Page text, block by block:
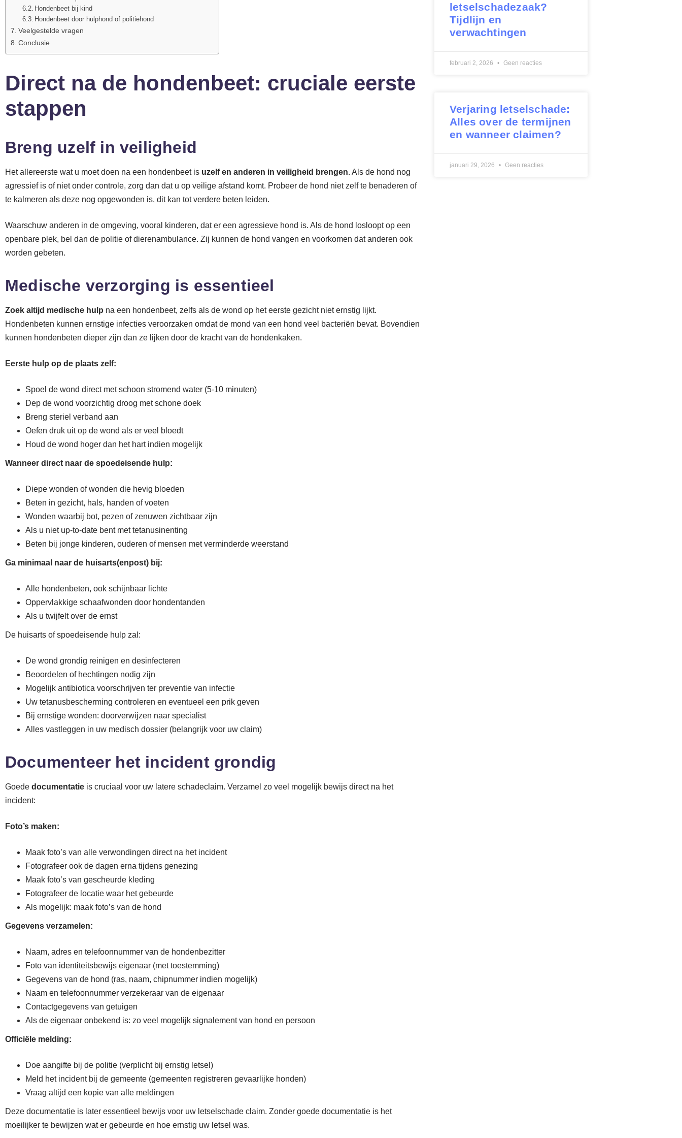
Hondenbeet bij kind
Hondenbeet door hulphond of politiehond
Veelgestelde vragen
Conclusie
Direct na de hondenbeet: cruciale eerste
stappen
Breng uzelf in veiligheid
Het allereerste wat u moet doen na een hondenbeet is uzelf en anderen in veiligheid brengen. Als de hond nog
agressief is of niet onder controle, zorg dan dat u op veilige afstand komt. Probeer de hond niet zelf te benaderen of
te kalmeren als deze nog opgewonden is, dit kan tot verdere beten leiden.
Waarschuw anderen in de omgeving, vooral kinderen, dat er een agressieve hond is. Als de hond losloopt op een
openbare plek, bel dan de politie of dierenambulance. Zij kunnen de hond vangen en voorkomen dat anderen ook
worden gebeten.
Medische verzorging is essentieel
Zoek altijd medische hulp na een hondenbeet, zelfs als de wond op het eerste gezicht niet ernstig lijkt.
Hondenbeten kunnen ernstige infecties veroorzaken omdat de mond van een hond veel bacteriën bevat. Bovendien
kunnen hondenbeten dieper zijn dan ze lijken door de kracht van de hondenkaken.
Eerste hulp op de plaats zelf:
Spoel de wond direct met schoon stromend water (5-10 minuten)
Dep de wond voorzichtig droog met schone doek
Breng steriel verband aan
Oefen druk uit op de wond als er veel bloedt
Houd de wond hoger dan het hart indien mogelijk
Wanneer direct naar de spoedeisende hulp:
Diepe wonden of wonden die hevig bloeden
Beten in gezicht, hals, handen of voeten
Wonden waarbij bot, pezen of zenuwen zichtbaar zijn
Als u niet up-to-date bent met tetanusinenting
Beten bij jonge kinderen, ouderen of mensen met verminderde weerstand
Ga minimaal naar de huisarts(enpost) bij:
Alle hondenbeten, ook schijnbaar lichte
Oppervlakkige schaafwonden door hondentanden
Als u twijfelt over de ernst
De huisarts of spoedeisende hulp zal:
De wond grondig reinigen en desinfecteren
Beoordelen of hechtingen nodig zijn
Mogelijk antibiotica voorschrijven ter preventie van infectie
Uw tetanusbescherming controleren en eventueel een prik geven
Bij ernstige wonden: doorverwijzen naar specialist
Alles vastleggen in uw medisch dossier (belangrijk voor uw claim)
Documenteer het incident grondig
Goede documentatie is cruciaal voor uw latere schadeclaim. Verzamel zo veel mogelijk bewijs direct na het
incident:
Foto’s maken:
Maak foto’s van alle verwondingen direct na het incident
Fotografeer ook de dagen erna tijdens genezing
Maak foto’s van gescheurde kleding
Fotografeer de locatie waar het gebeurde
Als mogelijk: maak foto’s van de hond
Gegevens verzamelen:
Naam, adres en telefoonnummer van de hondenbezitter
Foto van identiteitsbewijs eigenaar (met toestemming)
Gegevens van de hond (ras, naam, chipnummer indien mogelijk)
Naam en telefoonnummer verzekeraar van de eigenaar
Contactgegevens van getuigen
Als de eigenaar onbekend is: zo veel mogelijk signalement van hond en persoon
Officiële melding:
Doe aangifte bij de politie (verplicht bij ernstig letsel)
Meld het incident bij de gemeente (gemeenten registreren gevaarlijke honden)
Vraag altijd een kopie van alle meldingen
Deze documentatie is later essentieel bewijs voor uw letselschade claim. Zonder goede documentatie is het
moeilijker te bewijzen wat er gebeurde en hoe ernstig uw letsel was.
letselschadezaak?
Tijdlijn en
verwachtingen
februari 2, 2026 Geen reacties
Verjaring letselschade:
Alles over de termijnen
en wanneer claimen?
januari 29, 2026 Geen reacties